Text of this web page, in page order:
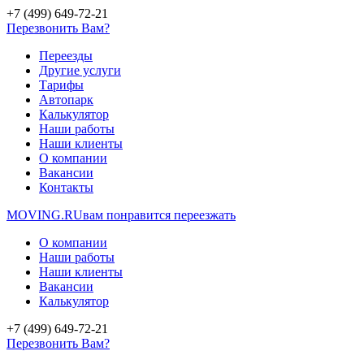
+7 (499) 649-72-21
Перезвонить Вам?
Переезды
Другие услуги
Тарифы
Автопарк
Калькулятор
Наши работы
Наши клиенты
О компании
Вакансии
Контакты
MOVING.RUвам понравится переезжать
О компании
Наши работы
Наши клиенты
Вакансии
Калькулятор
+7 (499) 649-72-21
Перезвонить Вам?